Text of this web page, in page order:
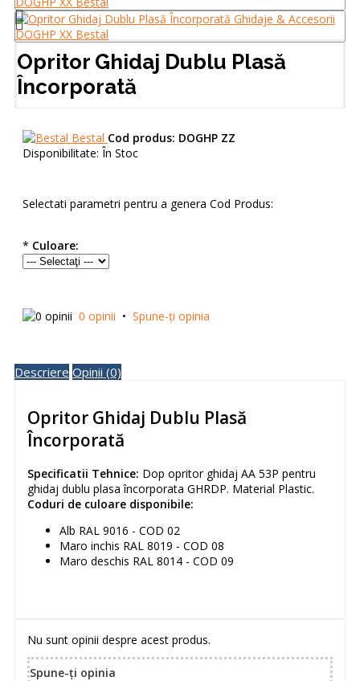
Opritor Ghidaj Dublu Plasă
Încorporată
Bestal Cod produs: DOGHP ZZ
Disponibilitate: În Stoc
Selectati parametri pentru a genera Cod Produs:
* Culoare:
0 opinii • Spune-ţi opinia
Descriere Opinii (0)
Opritor Ghidaj Dublu Plasă
Încorporată
Specificatii Tehnice: Dop opritor ghidaj AA 53P pentru
ghidaj dublu plasa încorporata GHRDP. Material Plastic.
Coduri de culoare disponibile:
Alb RAL 9016 - COD 02
Maro inchis RAL 8019 - COD 08
Maro deschis RAL 8014 - COD 09
Nu sunt opinii despre acest produs.
Spune-ţi opinia